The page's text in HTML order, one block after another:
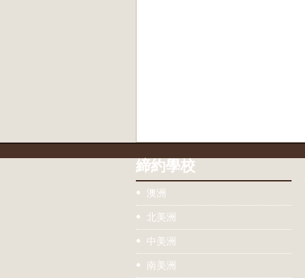
締約學校
澳洲
北美洲
中美洲
南美洲